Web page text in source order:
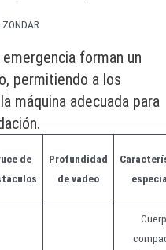
forman un
permitiendo a los
máquina adecuada para
de
Profundidad
de vadeo